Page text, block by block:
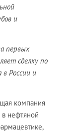
и
первых
сделку по
России и
компания
нефтяной